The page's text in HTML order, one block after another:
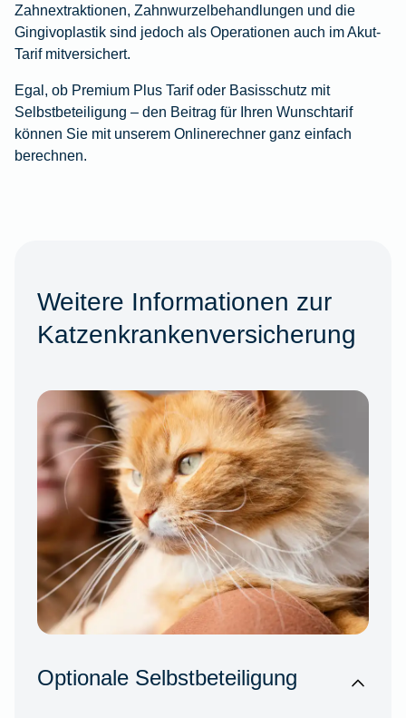
Zahnextraktionen, Zahnwurzelbehandlungen und die
Gingivoplastik sind jedoch als Operationen auch im Akut-
Tarif mitversichert.
Egal, ob Premium Plus Tarif oder Basisschutz mit
Selbstbeteiligung – den Beitrag für Ihren Wunschtarif
können Sie mit unserem Onlinerechner ganz einfach
berechnen.
Weitere Informationen zur
Katzenkrankenversicherung
Optionale Selbstbeteiligung